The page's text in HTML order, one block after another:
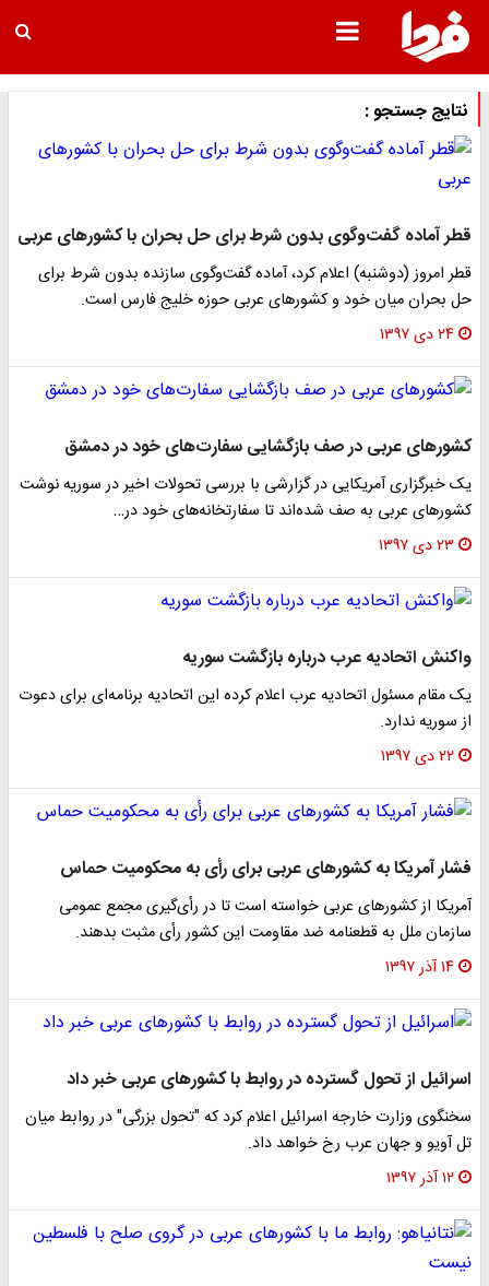
نتایج جستجو :
قطر آماده گفت‌وگوی بدون شرط برای حل بحران با کشور‌های عربی
قطر امروز (دوشنبه) اعلام کرد، آماده گفت‌وگوی سازنده بدون شرط برای
حل بحران میان خود و کشور‌های عربی حوزه خلیج فارس است.
۲۴ دی ۱۳۹۷
کشور‌های عربی در صف بازگشایی سفارت‌های خود در دمشق
یک خبرگزاری آمریکایی در گزارشی با بررسی تحولات اخیر در سوریه نوشت
کشور‌های عربی به صف شده‌اند تا سفارتخانه‌های خود در…
۲۳ دی ۱۳۹۷
واکنش اتحادیه عرب درباره بازگشت سوریه
یک مقام مسئول اتحادیه عرب اعلام کرده این اتحادیه برنامه‌ای برای دعوت
از سوریه ندارد.
۲۲ دی ۱۳۹۷
فشار آمریکا به کشور‌های عربی برای رأی به محکومیت حماس
آمریکا از کشور‌های عربی خواسته است تا در رأی‌گیری مجمع عمومی
سازمان ملل به قطعنامه ضد مقاومت این کشور رأی مثبت بدهند.
۱۴ آذر ۱۳۹۷
اسرائیل از تحول گسترده در روابط با کشور‌های عربی خبر داد
سخنگوی وزارت خارجه اسرائیل اعلام کرد که "تحول بزرگی" در روابط میان
تل آویو و جهان عرب رخ خواهد داد.
۱۲ آذر ۱۳۹۷